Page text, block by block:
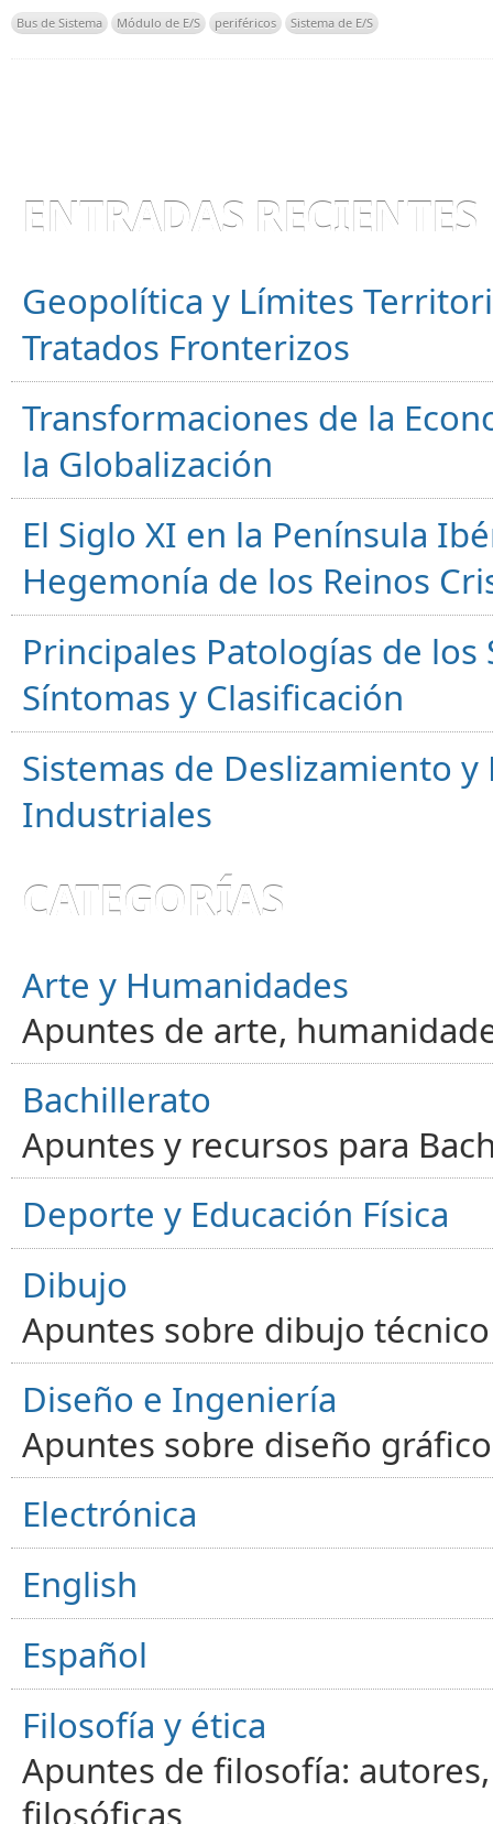
Bus de Sistema Módulo de E/S periféricos Sistema de E/S
ENTRADAS RECIENTES
Geopolítica y Límites
Tratados Fronterizos
Transformaciones de la
la Globalización
El Siglo XI en la Península
Hegemonía de los Reinos
Principales Patologías de
Síntomas y Clasificación
Sistemas de Deslizamiento
Industriales
CATEGORÍAS
Arte y Humanidades
Apuntes de arte,
Bachillerato
Apuntes y recursos para
Deporte y Educación Física
Dibujo
Apuntes sobre dibujo
Diseño e Ingeniería
Apuntes sobre diseño
Electrónica
English
Español
Filosofía y ética
Apuntes de filosofía:
filosóficas